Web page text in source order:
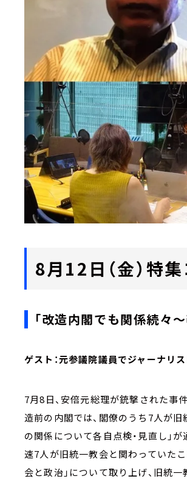
8月12日（金）特
「改造内閣でも関係続々
ゲスト：元参議院議員でジャーナリ
7月8日、安倍元総理が銃撃された事
造前の内閣では、閣僚のうち7人が
の関係について各自点検・見直し」
速7人が旧統一教会と関わっていた
会と政治」について取り上げ、旧統